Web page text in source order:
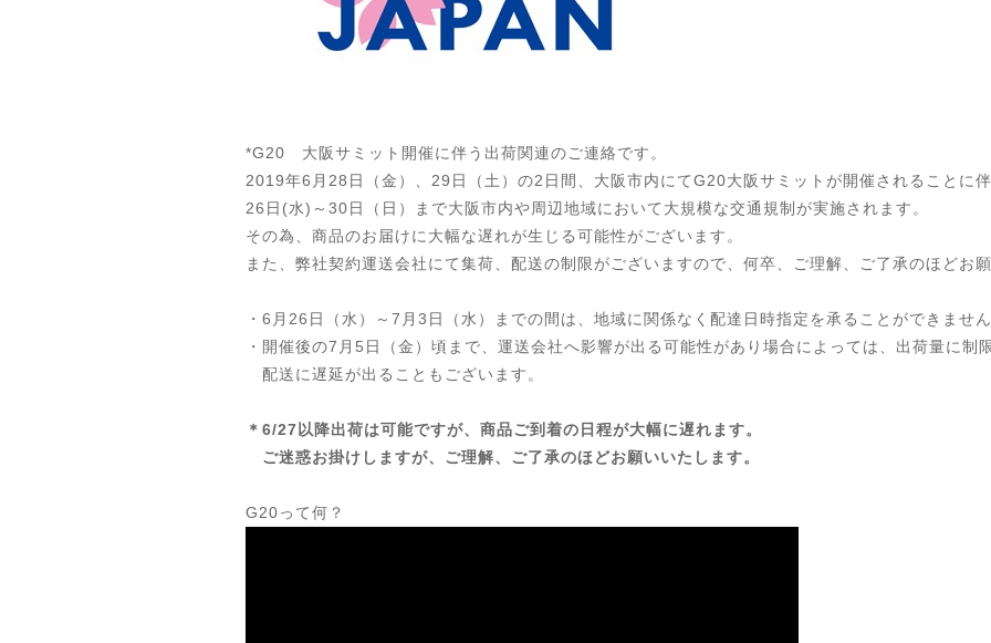
*G20 大阪サミット開催に伴う出荷関連のご連絡です。
2019年6月28日（金）、29日（土）の2日間、大阪市内にてG20大阪サミットが開催されることに
26日(水)～30日（日）まで大阪市内や周辺地域において大規模な交通規制が実施されます。
その為、商品のお届けに大幅な遅れが生じる可能性がございます。
また、弊社契約運送会社にて集荷、配送の制限がございますので、何卒、ご理解、ご了承のほどお願
・6月26日（水）～7月3日（水）までの間は、地域に関係なく配達日時指定を承ることができません
・開催後の7月5日（金）頃まで、運送会社へ影響が出る可能性があり場合によっては、出荷量に制
配送に遅延が出ることもございます。
＊6/27以降出荷は可能ですが、商品ご到着の日程が大幅に遅れます。
ご迷惑お掛けしますが、ご理解、ご了承のほどお願いいたします。
G20って何？